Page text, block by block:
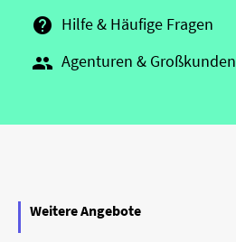
 Hilfe & Häufige Fragen
 Agenturen & Großkunden
Weitere Angebote